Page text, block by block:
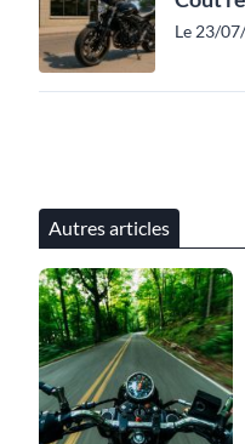
Le 23/
Autres articles